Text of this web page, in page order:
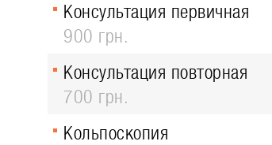
Консультация первичная
900 грн.
Консультация повторная
700 грн.
Кольпоскопия